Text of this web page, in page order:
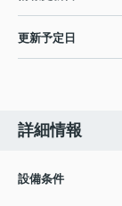
更新予定日
詳細情報
設備条件